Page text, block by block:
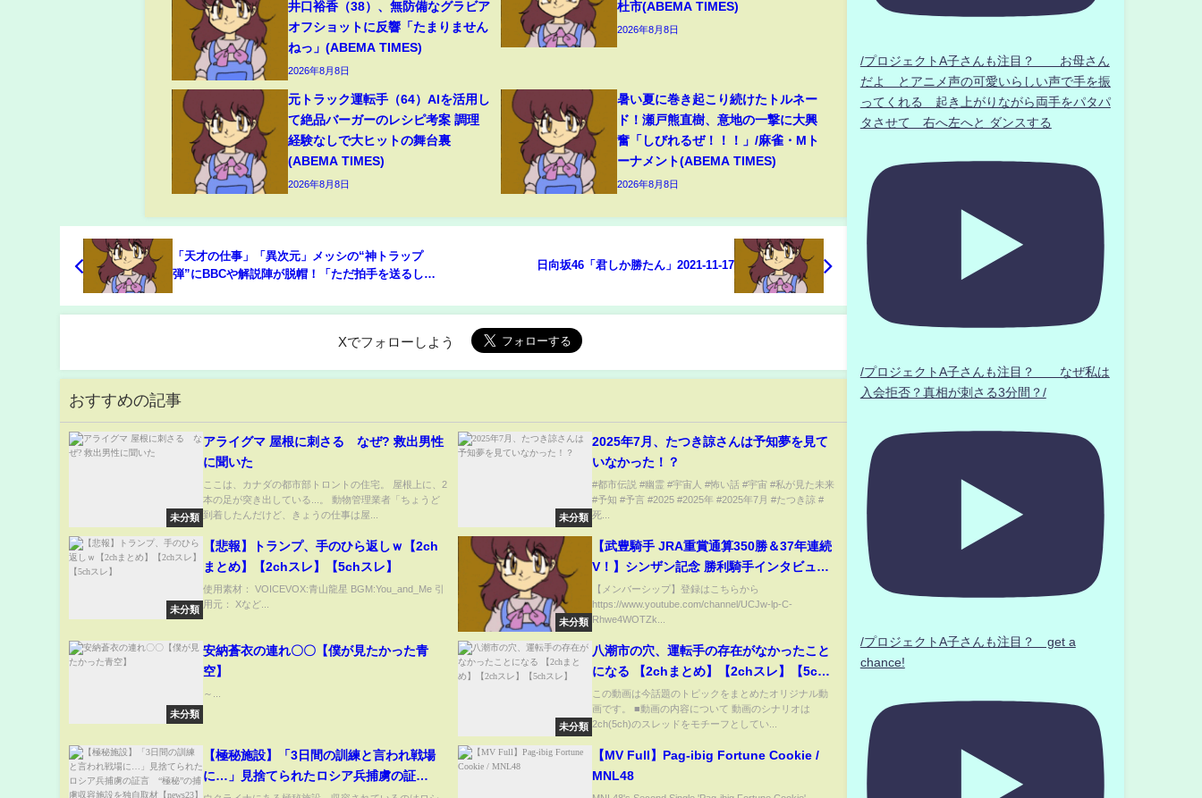
井口裕香（38）、無防備なグラビア
オフショットに反響「たまりません
ねっ」(ABEMA TIMES)
2026年8月8日
杜市(ABEMA TIMES)
2026年8月8日
元トラック運転手（64）AIを活用し
て絶品バーガーのレシピ考案 調理
経験なしで大ヒットの舞台裏
(ABEMA TIMES)
2026年8月8日
暑い夏に巻き起こり続けたトルネー
ド！瀬戸熊直樹、意地の一撃に大興
奮「しびれるぜ！！！」/麻雀・Mト
ーナメント(ABEMA TIMES)
2026年8月8日
「天才の仕事」「異次元」メッシの“神トラップ
弾”にBBCや解説陣が脱帽！「ただ拍手を送るしか
日向坂46「君しか勝たん」2021-11-17
Xでフォローしよう
おすすめの記事
未分類
アライグマ 屋根に刺さる なぜ? 救出男性
に聞いた
ここは、カナダの都市部トロントの住宅。 屋根上に、2
本の足が突き出している...。 動物管理業者「ちょうど
到着したんだけど、きょうの仕事は屋...
未分類
2025年7月、たつき諒さんは予知夢を見て
いなかった！？
#都市伝説 #幽霊 #宇宙人 #怖い話 #宇宙 #私が見た未来
#予知 #予言 #2025 #2025年 #2025年7月 #たつき諒 #
死...
未分類
【悲報】トランプ、手のひら返しｗ【2ch
まとめ】【2chスレ】【5chスレ】
使用素材： VOICEVOX:青山龍星 BGM:You_and_Me 引
用元： Xなど...
未分類
【武豊騎手 JRA重賞通算350勝＆37年連続
V！】シンザン記念 勝利騎手インタビュー
《ライトクオンタム》
【メンバーシップ】登録はこちらから
https://www.youtube.com/channel/UCJw-lp-C-
Rhwe4WOTZk...
未分類
安納蒼衣の連れ〇〇【僕が見たかった青
空】
～...
未分類
八潮市の穴、運転手の存在がなかったこと
になる 【2chまとめ】【2chスレ】【5ch
スレ】
この動画は今話題のトピックをまとめたオリジナル動
画です。 ■動画の内容について 動画のシナリオは
2ch(5ch)のスレッドをモチーフとしてい...
【極秘施設】「3日間の訓練と言われ戦場
に…」見捨てられたロシア兵捕虜の証
【MV Full】Pag-ibig Fortune Cookie /
MNL48
/プロジェクトA子さんも注目？ お母さん
だよ とアニメ声の可愛いらしい声で手を振
ってくれる 起き上がりながら両手をパタパ
タさせて 右へ左へと ダンスする
/プロジェクトA子さんも注目？ なぜ私は
入会拒否？真相が刺さる3分間？/
/プロジェクトA子さんも注目？ get a
chance!